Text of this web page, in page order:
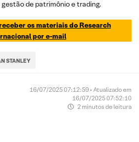
de patrimônio e trading.
os materiais do Research
por e-mail
STANLEY
16/07/2025 07:12:59 • Atualizado em
16/07/2025 07:52:10
2 minutos de leitura